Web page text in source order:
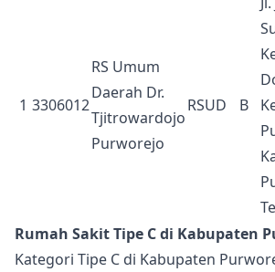
1 3306012
RS Umum
Daerah Dr.
Tjitrowardojo
Purworejo
RSUD B
Rumah Sakit Tipe C di Kabupaten
Kategori Tipe C di Kabupaten